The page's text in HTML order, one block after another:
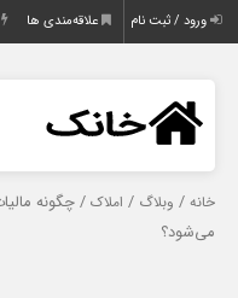
ورود / ثبت نام علاقه‌مندی ها
خانه / وبلاگ / املاک / چگونه
می‌شود؟